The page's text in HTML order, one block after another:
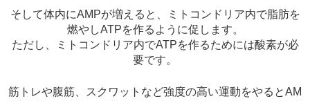
そして体内にAMPが増えると、ミトコンドリア内で脂肪を
燃やしATPを作るように促します。
ただし、ミトコンドリア内でATPを作るためには酸素が必
要です。
筋トレや腹筋、スクワットなど強度の高い運動をやるとAM